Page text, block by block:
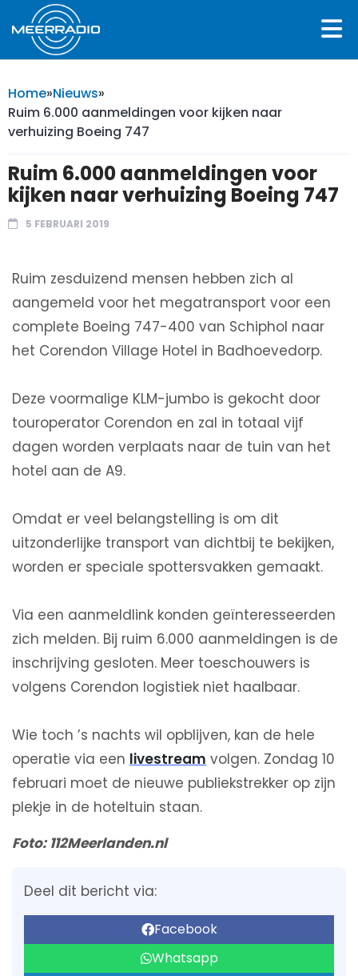
Home»Nieuws»
Ruim 6.000 aanmeldingen voor kijken naar
verhuizing Boeing 747
Ruim 6.000 aanmeldingen voor
kijken naar verhuizing Boeing 747
5 FEBRUARI 2019
Ruim zesduizend mensen hebben zich al
aangemeld voor het megatransport voor een
complete Boeing 747-400 van Schiphol naar
het Corendon Village Hotel in Badhoevedorp.
Deze voormalige KLM-jumbo is gekocht door
touroperator Corendon en zal in totaal vijf
dagen worden verplaats naar de tuin van het
hotel aan de A9.
Omdat er veel belangstelling is om dit
uitzonderlijke transport van dichtbij te bekijken,
worden er speciale spottersvakken gemaakt.
Via een aanmeldlink konden geïnteresseerden
zich melden. Bij ruim 6.000 aanmeldingen is de
inschrijving gesloten. Meer toeschouwers is
volgens Corendon logistiek niet haalbaar.
Wie toch ’s nachts wil opblijven, kan de hele
operatie via een livestream volgen. Zondag 10
februari moet de nieuwe publiekstrekker op zijn
plekje in de hoteltuin staan.
Foto: 112Meerlanden.nl
Deel dit bericht via:
Facebook
Whatsapp